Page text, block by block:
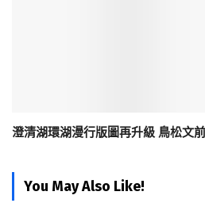
澄清湖環湖漫行版圖再升級 鳥松文
You May Also Like!